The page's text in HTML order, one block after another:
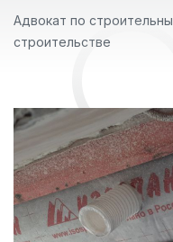
Адвокат по
строительстве